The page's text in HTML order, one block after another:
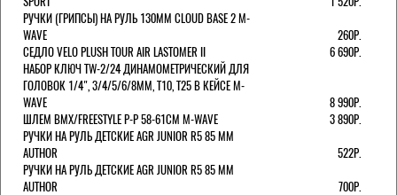
РУЧКИ (ГРИПСЫ) НА РУЛЬ 130ММ CLOUD BASE 2 M-
WAVE
260Р.
СЕДЛО VELO PLUSH TOUR AIR LASTOMER II
6 690Р.
НАБОР КЛЮЧ TW-2/24 ДИНАМОМЕТРИЧЕСКИЙ ДЛЯ
ГОЛОВОК 1/4", 3/4/5/6/8ММ, T10, T25 В КЕЙСЕ M-
WAVE
8 990Р.
ШЛЕМ ВМХ/FREESTYLE Р-Р 58-61СМ M-WAVE
3 890Р.
РУЧКИ НА РУЛЬ ДЕТСКИЕ AGR JUNIOR R5 85 ММ
AUTHOR
522Р.
РУЧКИ НА РУЛЬ ДЕТСКИЕ AGR JUNIOR R5 85 ММ
AUTHOR
700Р.